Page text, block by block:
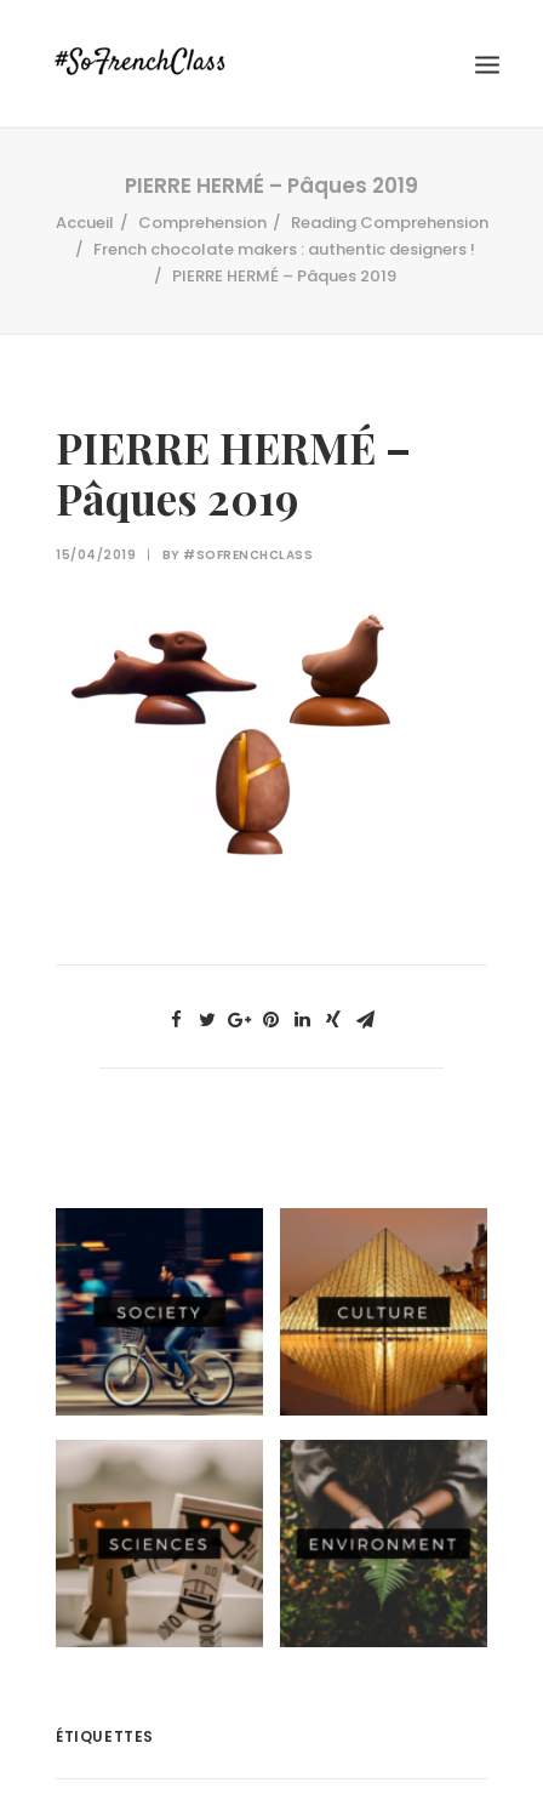
Recherche
PIERRE HERMÉ – Pâques 2019
Accueil Comprehension
Reading Comprehension
French chocolate makers : authentic designers !
PIERRE HERMÉ – Pâques 2019
PIERRE HERMÉ –
Pâques 2019
15/04/2019 | BY #SOFRENCHCLASS
ÉTIQUETTES